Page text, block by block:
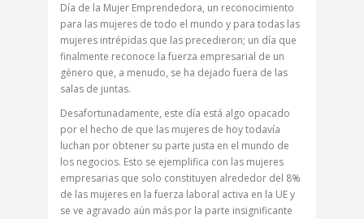
Día de la Mujer Emprendedora, un reconocimiento
para las mujeres de todo el mundo y para todas las
mujeres intrépidas que las precedieron; un día que
finalmente reconoce la fuerza empresarial de un
género que, a menudo, se ha dejado fuera de las
salas de juntas.
Desafortunadamente, este día está algo opacado
por el hecho de que las mujeres de hoy todavía
luchan por obtener su parte justa en el mundo de
los negocios. Esto se ejemplifica con las mujeres
empresarias que solo constituyen alrededor del 8%
de las mujeres en la fuerza laboral activa en la UE y
se ve agravado aún más por la parte insignificante